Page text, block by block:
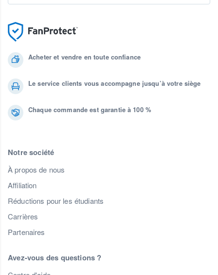
Acheter et vendre en toute confiance
Le service clients vous accompagne jusqu’à votre siège
Chaque commande est garantie à 100 %
Notre société
À propos de nous
Affiliation
Réductions pour les étudiants
Carrières
Partenaires
Avez-vous des questions ?